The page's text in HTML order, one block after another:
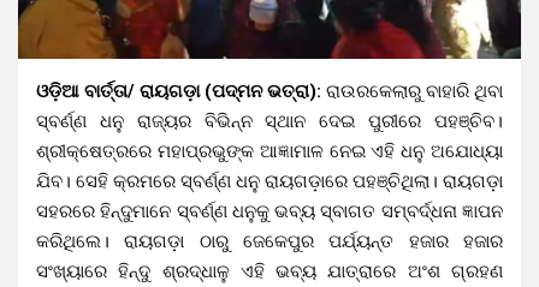
ଓଡ଼ିଆ ବାର୍ତ୍ତା/ ରାୟଗଡ଼ା (ପଦ୍ମନ ଭତ୍ରା): ରାଉରକେଲାରୁ ବାହାରି ଥିବା
ସ୍ବର୍ଣ୍ଣ ଧନୁ ରାଜ୍ୟର ବିଭିନ୍ନ ସ୍ଥାନ ଦେଇ ପୁରୀରେ ପହଞ୍ଚିବ।
ଶ୍ରୀକ୍ଷେତ୍ରରେ ମହାପ୍ରଭୁଙ୍କ ଆଜ୍ଞାମାଳ ନେଇ ଏହି ଧନୁ ଅଯୋଧ୍ୟା
ଯିବ। ସେହି କ୍ରମରେ ସ୍ବର୍ଣ୍ଣ ଧନୁ ରାୟଗଡ଼ାରେ ପହଞ୍ଚିଥିଲା। ରାୟଗଡ଼ା
ସହରରେ ହିନ୍ଦୁମାନେ ସ୍ବର୍ଣ୍ଣ ଧନୁକୁ ଭବ୍ୟ ସ୍ବାଗତ ସମ୍ବର୍ଦ୍ଧନା ଜ୍ଞାପନ
କରିଥିଲେ। ରାୟଗଡ଼ା ଠାରୁ ଜେକେପୁର ପର୍ଯ୍ୟନ୍ତ ହଜାର ହଜାର
ସଂଖ୍ୟାରେ ହିନ୍ଦୁ ଶ୍ରଦ୍ଧାଳୁ ଏହି ଭବ୍ୟ ଯାତ୍ରାରେ ଅଂଶ ଗ୍ରହଣ